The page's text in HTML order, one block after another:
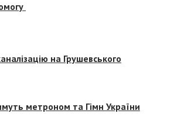
на Грушевського
метроном та Гімн України